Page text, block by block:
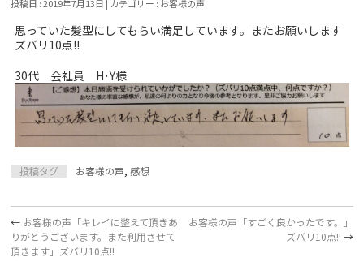
投稿日 : 2019年7月13日 | カテゴリー : お客様の声
思っていた髪型にしてもらい満足しています。またお願いします
ズバリ10点!!
30代 会社員 H･Y様
投稿タグ お客様の声,感想
← お客様の声「キレイに整えて頂きあ
りがとうございます。また利用させて
頂きます」ズバリ10点!!
お客様の声「すごく良かったです。」
ズバリ10点!! →